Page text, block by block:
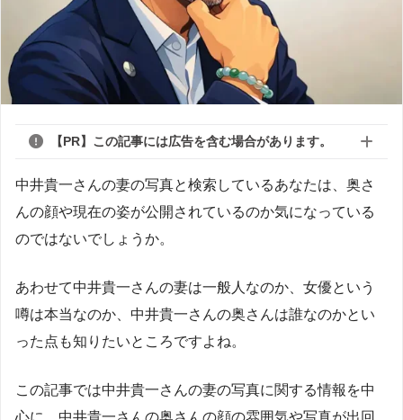
【PR】この記事には広告を含む場合があります。
中井貴一さんの妻の写真と検索しているあなたは、奥さ
んの顔や現在の姿が公開されているのか気になっている
のではないでしょうか。
あわせて中井貴一さんの妻は一般人なのか、女優という
噂は本当なのか、中井貴一さんの奥さんは誰なのかとい
った点も知りたいところですよね。
この記事では中井貴一さんの妻の写真に関する情報を中